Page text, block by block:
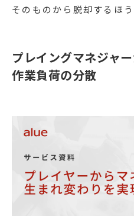
そのものから脱却するほ
プレイングマネジャ
作業負荷の分散